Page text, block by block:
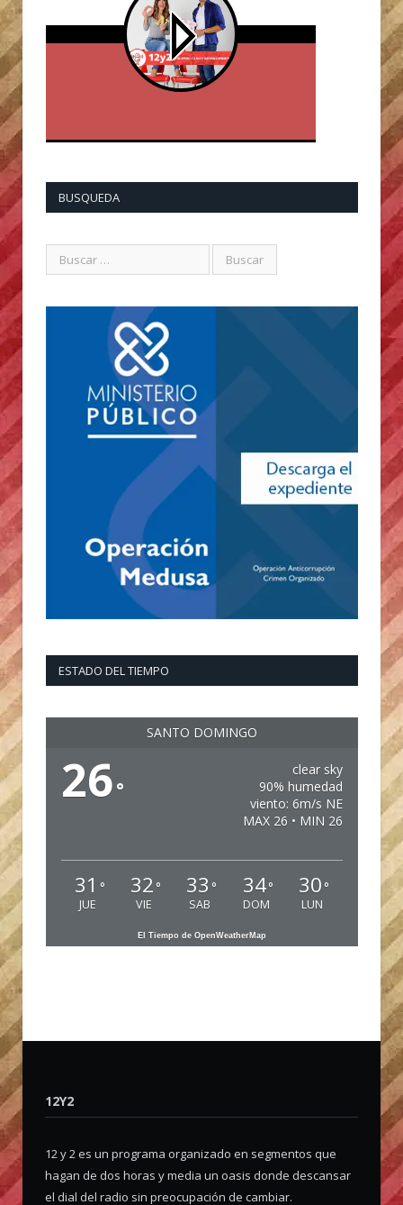
BUSQUEDA
ESTADO DEL TIEMPO
SANTO DOMINGO
26°
clear sky
90% humedad
viento: 6m/s NE
MAX 26 • MIN 26
31 °
JUE
32 °
VIE
33 °
SAB
34°
DOM
30 °
LUN
El Tiempo de OpenWeatherMap
12Y2
12 y 2 es un programa organizado en segmentos que
hagan de dos horas y media un oasis donde descansar
el dial del radio sin preocupación de cambiar.